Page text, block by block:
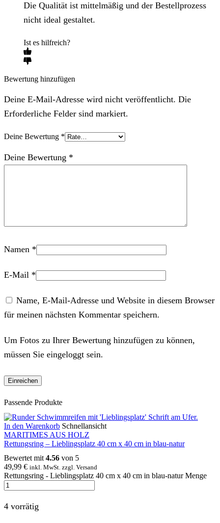
Die Qualität ist mittelmäßig und der Bestellprozess
nicht ideal gestaltet.
Ist es hilfreich?
Bewertung hinzufügen
Deine E-Mail-Adresse wird nicht veröffentlicht. Die
Erforderliche Felder sind markiert.
Deine Bewertung *
Deine Bewertung *
Namen *
E-Mail *
Name, E-Mail-Adresse und Website in diesem Browser
für meinen nächsten Kommentar speichern.
Um Fotos zu Ihrer Bewertung hinzufügen zu können,
müssen Sie eingeloggt sein.
Passende Produkte
In den Warenkorb Schnellansicht
MARITIMES AUS HOLZ
Rettungsring – Lieblingsplatz 40 cm x 40 cm in blau-natur
Bewertet mit 4.56 von 5
49,99 € inkl. MwSt. zzgl. Versand
Rettungsring - Lieblingsplatz 40 cm x 40 cm in blau-natur Menge
4 vorrätig